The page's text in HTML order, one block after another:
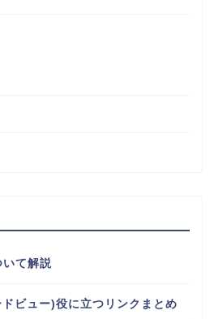
て解説
ビュー)役に立つリンクまとめ